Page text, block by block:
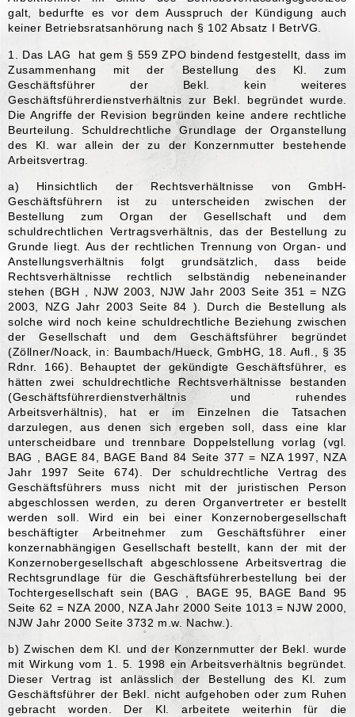
galt, bedurfte es vor dem Ausspruch der Kündigung auch
keiner Betriebsratsanhörung nach § 102 Absatz I BetrVG.
1. Das LAG hat gem § 559 ZPO bindend festgestellt, dass im
Zusammenhang mit der Bestellung des Kl. zum
Geschäftsführer der Bekl. kein weiteres
Geschäftsführerdienstverhältnis zur Bekl. begründet wurde.
Die Angriffe der Revision begründen keine andere rechtliche
Beurteilung. Schuldrechtliche Grundlage der Organstellung
des Kl. war allein der zu der Konzernmutter bestehende
Arbeitsvertrag.
a) Hinsichtlich der Rechtsverhältnisse von GmbH-
Geschäftsführern ist zu unterscheiden zwischen der
Bestellung zum Organ der Gesellschaft und dem
schuldrechtlichen Vertragsverhältnis, das der Bestellung zu
Grunde liegt. Aus der rechtlichen Trennung von Organ- und
Anstellungsverhältnis folgt grundsätzlich, dass beide
Rechtsverhältnisse rechtlich selbständig nebeneinander
stehen (BGH , NJW 2003, NJW Jahr 2003 Seite 351 = NZG
2003, NZG Jahr 2003 Seite 84 ). Durch die Bestellung als
solche wird noch keine schuldrechtliche Beziehung zwischen
der Gesellschaft und dem Geschäftsführer begründet
(Zöllner/Noack, in: Baumbach/Hueck, GmbHG, 18. Aufl., § 35
Rdnr. 166). Behauptet der gekündigte Geschäftsführer, es
hätten zwei schuldrechtliche Rechtsverhältnisse bestanden
(Geschäftsführerdienstverhältnis und ruhendes
Arbeitsverhältnis), hat er im Einzelnen die Tatsachen
darzulegen, aus denen sich ergeben soll, dass eine klar
unterscheidbare und trennbare Doppelstellung vorlag (vgl.
BAG , BAGE 84, BAGE Band 84 Seite 377 = NZA 1997, NZA
Jahr 1997 Seite 674). Der schuldrechtliche Vertrag des
Geschäftsführers muss nicht mit der juristischen Person
abgeschlossen werden, zu deren Organvertreter er bestellt
werden soll. Wird ein bei einer Konzernobergesellschaft
beschäftigter Arbeitnehmer zum Geschäftsführer einer
konzernabhängigen Gesellschaft bestellt, kann der mit der
Konzernobergesellschaft abgeschlossene Arbeitsvertrag die
Rechtsgrundlage für die Geschäftsführerbestellung bei der
Tochtergesellschaft sein (BAG , BAGE 95, BAGE Band 95
Seite 62 = NZA 2000, NZA Jahr 2000 Seite 1013 = NJW 2000,
NJW Jahr 2000 Seite 3732 m.w. Nachw.).
b) Zwischen dem Kl. und der Konzernmutter der Bekl. wurde
mit Wirkung vom 1. 5. 1998 ein Arbeitsverhältnis begründet.
Dieser Vertrag ist anlässlich der Bestellung des Kl. zum
Geschäftsführer der Bekl. nicht aufgehoben oder zum Ruhen
gebracht worden. Der Kl. arbeitete weiterhin für die